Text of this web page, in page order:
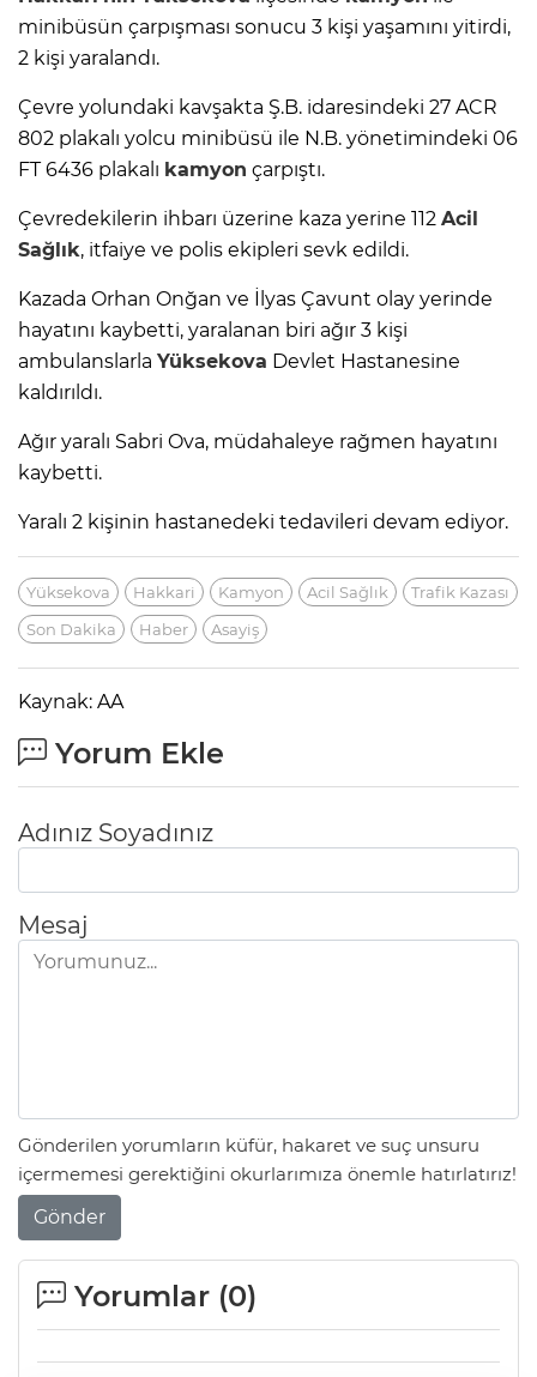
minibüsün çarpışması sonucu 3 kişi yaşamını yitirdi,
2 kişi yaralandı.
Çevre yolundaki kavşakta Ş.B. idaresindeki 27 ACR
802 plakalı yolcu minibüsü ile N.B. yönetimindeki 06
FT 6436 plakalı kamyon çarpıştı.
Çevredekilerin ihbarı üzerine kaza yerine 112 Acil
Sağlık, itfaiye ve polis ekipleri sevk edildi.
Kazada Orhan Onğan ve İlyas Çavunt olay yerinde
hayatını kaybetti, yaralanan biri ağır 3 kişi
ambulanslarla Yüksekova Devlet Hastanesine
kaldırıldı.
Ağır yaralı Sabri Ova, müdahaleye rağmen hayatını
kaybetti.
Yaralı 2 kişinin hastanedeki tedavileri devam ediyor.
Yüksekova Hakkari Kamyon Acil Sağlık
Trafik Kazası
Son Dakika
Haber Asayiş
Kaynak: AA
Yorum Ekle
Adınız Soyadınız
Mesaj
Gönderilen yorumların küfür, hakaret ve suç unsuru
içermemesi gerektiğini okurlarımıza önemle hatırlatırız!
Gönder
Yorumlar (0)